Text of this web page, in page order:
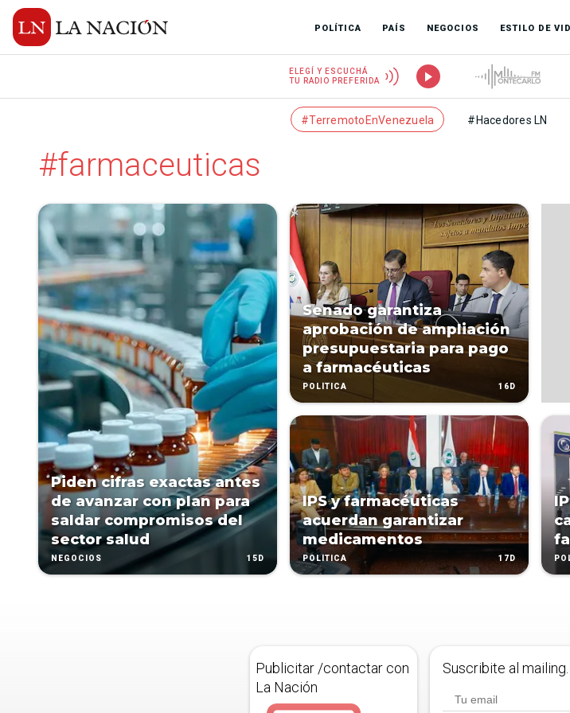
POLÍTICA PAÍS NEGOCIOS ESTILO DE
ELEGÍ Y ESCUCHÁ
TU RADIO PREFERIDA
#TerremotoEnVenezuela #Hacedores LN
#farmaceuticas
Piden cifras exactas antes
de avanzar con plan para
saldar compromisos del
sector salud
NEGOCIOS 15D
Senado garantiza
aprobación de ampliación
presupuestaria para pago
a farmacéuticas
POLÍTICA 16D
IPS y farmacéuticas
acuerdan garantizar
medicamentos
POLÍTICA 17D
Publicitar /contactar con
La Nación
Suscribite al mailing.